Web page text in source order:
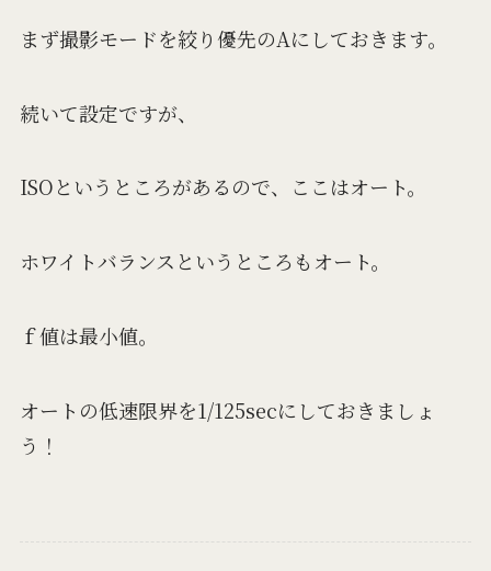
まず撮影モードを絞り優先のAにしておきます。
続いて設定ですが、
ISOというところがあるので、ここはオート。
ホワイトバランスというところもオート。
ｆ値は最小値。
オートの低速限界を1/125secにしておきましょ
う！